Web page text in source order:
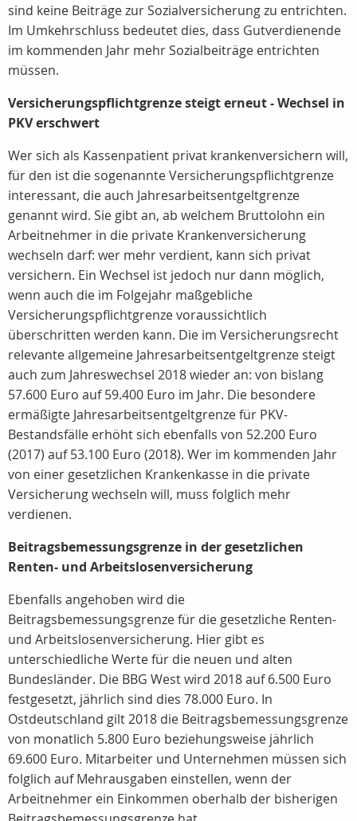
sind keine Beiträge zur Sozialversicherung zu entrichten.
Im Umkehrschluss bedeutet dies, dass Gutverdienende
im kommenden Jahr mehr Sozialbeiträge entrichten
müssen.
Versicherungspflichtgrenze steigt erneut - Wechsel in
PKV erschwert
Wer sich als Kassenpatient privat krankenversichern will,
für den ist die sogenannte Versicherungspflichtgrenze
interessant, die auch Jahresarbeitsentgeltgrenze
genannt wird. Sie gibt an, ab welchem Bruttolohn ein
Arbeitnehmer in die private Krankenversicherung
wechseln darf: wer mehr verdient, kann sich privat
versichern. Ein Wechsel ist jedoch nur dann möglich,
wenn auch die im Folgejahr maßgebliche
Versicherungspflichtgrenze voraussichtlich
überschritten werden kann. Die im Versicherungsrecht
relevante allgemeine Jahresarbeitsentgeltgrenze steigt
auch zum Jahreswechsel 2018 wieder an: von bislang
57.600 Euro auf 59.400 Euro im Jahr. Die besondere
ermäßigte Jahresarbeitsentgeltgrenze für PKV-
Bestandsfälle erhöht sich ebenfalls von 52.200 Euro
(2017) auf 53.100 Euro (2018). Wer im kommenden Jahr
von einer gesetzlichen Krankenkasse in die private
Versicherung wechseln will, muss folglich mehr
verdienen.
Beitragsbemessungsgrenze in der gesetzlichen
Renten- und Arbeitslosenversicherung
Ebenfalls angehoben wird die
Beitragsbemessungsgrenze für die gesetzliche Renten-
und Arbeitslosenversicherung. Hier gibt es
unterschiedliche Werte für die neuen und alten
Bundesländer. Die BBG West wird 2018 auf 6.500 Euro
festgesetzt, jährlich sind dies 78.000 Euro. In
Ostdeutschland gilt 2018 die Beitragsbemessungsgrenze
von monatlich 5.800 Euro beziehungsweise jährlich
69.600 Euro. Mitarbeiter und Unternehmen müssen sich
folglich auf Mehrausgaben einstellen, wenn der
Arbeitnehmer ein Einkommen oberhalb der bisherigen